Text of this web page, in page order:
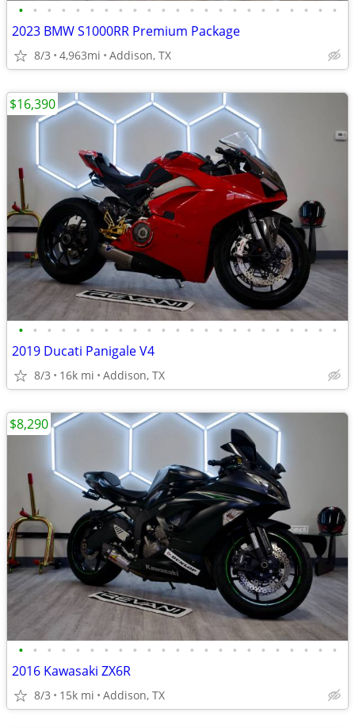
• • • • • • • • • • • • • • • • • • • • • • •
2023 BMW S1000RR Premium Package
8/3 4,963mi Addison, TX
• • • • • • • • • • • • • • • • • • • • • • •
2019 Ducati Panigale V4
8/3 16k mi Addison, TX
$16,390
• • • • • • • • • • • • • • • • • • • • • • •
2016 Kawasaki ZX6R
8/3 15k mi Addison, TX
$8,290